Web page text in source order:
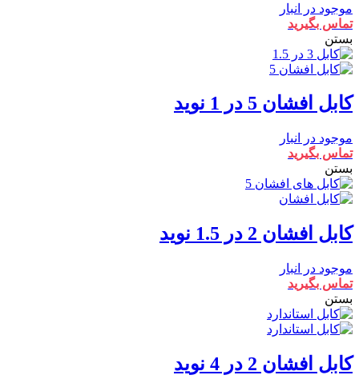
موجود در انبار
تماس بگیرید
بستن
کابل افشان 5 در 1 نوید
موجود در انبار
تماس بگیرید
بستن
کابل افشان 2 در 1.5 نوید
موجود در انبار
تماس بگیرید
بستن
کابل افشان 2 در 4 نوید